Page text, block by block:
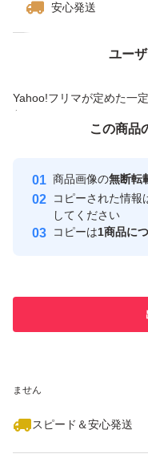
安心発送
ユー
Yahoo!フリマが定めた一
付与しています
安心取引出品者
取引実績
ません
スピード＆安心発送
価格の相談
この商品
商品画像の無断転
コピーされた情報
してください
コピーは1商品に
この商品をみている人